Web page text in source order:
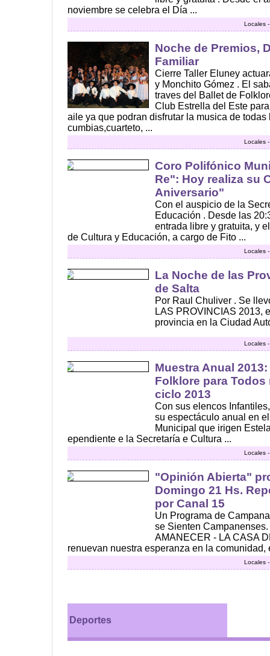
noviembre se celebra el Día ...
Locales
Noche de Premios,
Familiar
Cierre Taller Eluney
y Monchito Gómez . El
traves del Ballet de
Club Estrella del Este
aile ya que podran disfrutar la musica de todas
cumbias,cuarteto, ...
Locales
Coro Polifónico
Re": Hoy realiza su
Aniversario"
Con el auspicio de la
Educación . Desde las
entrada libre y gratuita, y
de Cultura y Educación, a cargo de Fito ...
Locales
La Noche de las
de Salta
Por Raul Chuliver . Se
LAS PROVINCIAS 2013,
provincia en la Ciudad
Locales
Muestra Anual
Folklore para Todos
ciclo 2013
Con sus elencos
su espectáculo anual en
Municipal que irigen
ependiente e la Secretaría e Cultura ...
Locales
"Opinión Abierta"
Domingo 21 Hs.
por Canal 15
Un Programa de
se Sienten
AMANECER - LA CASA
renuevan nuestra esperanza en la comunidad,
Locales
Deportes